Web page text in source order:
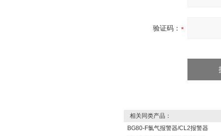
验证码：
相关同类产品：
BG80-F氯气报警器/CL2报警器